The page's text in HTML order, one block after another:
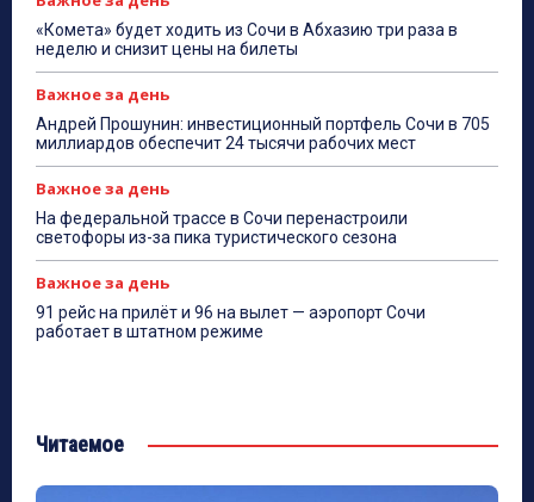
«Комета» будет ходить из Сочи в Абхазию три раза в
неделю и снизит цены на билеты
Важное за день
Андрей Прошунин: инвестиционный портфель Сочи в 705
миллиардов обеспечит 24 тысячи рабочих мест
Важное за день
На федеральной трассе в Сочи перенастроили
светофоры из-за пика туристического сезона
Важное за день
91 рейс на прилёт и 96 на вылет — аэропорт Сочи
работает в штатном режиме
Читаемое